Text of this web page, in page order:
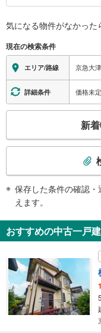
※段差なしでの移動経路
地上⇔改札⇔ホーム：○
エレベータ
・１番線ホーム⇔改札内通路
・２番線ホーム⇔改札内通路
トイレ
スロープ
・ＡＥＤ
気になる物件がなかった
現在の検索条件
エリア/路線 京急大
詳細条件
検
知
を
け
取
る
・
条
新
保存した条件の確認
えます。
おすすめの中古一戸